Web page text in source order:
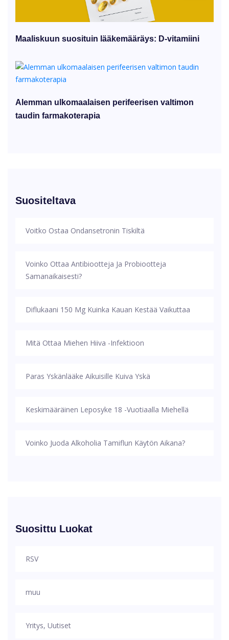
Maaliskuun suosituin lääkemääräys: D-vitamiini
Alemman ulkomaalaisen perifeerisen valtimon
taudin farmakoterapia
Suositeltava
Voitko Ostaa Ondansetronin Tiskiltä
Voinko Ottaa Antibiootteja Ja Probiootteja
Samanaikaisesti?
Diflukaani 150 Mg Kuinka Kauan Kestää Vaikuttaa
Mitä Ottaa Miehen Hiiva -infektioon
Paras Yskänlääke Aikuisille Kuiva Yskä
Keskimääräinen Leposyke 18 -vuotiaalla Miehellä
Voinko Juoda Alkoholia Tamiflun Käytön Aikana?
Suosittu Luokat
RSV
muu
Yritys, Uutiset